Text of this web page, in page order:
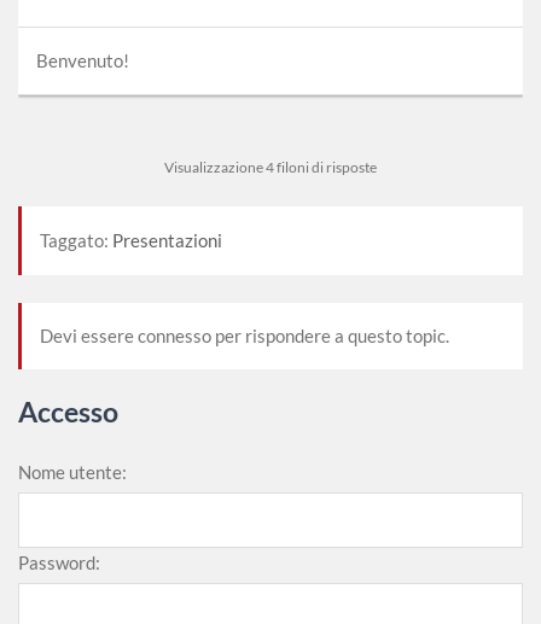
Benvenuto!
Visualizzazione 4 filoni di risposte
Taggato: Presentazioni
Devi essere connesso per rispondere a questo topic.
Accesso
Nome utente:
Password: